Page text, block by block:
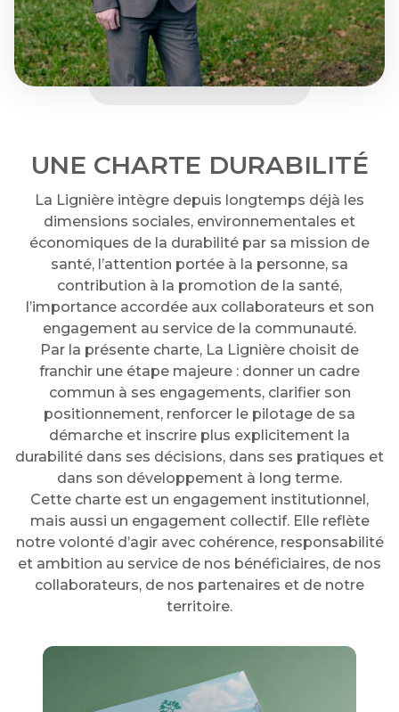
UNE CHARTE DURABILITÉ
La Lignière intègre depuis longtemps déjà les
dimensions sociales, environnementales et
économiques de la durabilité par sa mission de
santé, l’attention portée à la personne, sa
contribution à la promotion de la santé,
l’importance accordée aux collaborateurs et son
engagement au service de la communauté.
Par la présente charte, La Lignière choisit de
franchir une étape majeure : donner un cadre
commun à ses engagements, clarifier son
positionnement, renforcer le pilotage de sa
démarche et inscrire plus explicitement la
durabilité dans ses décisions, dans ses pratiques et
dans son développement à long terme.
Cette charte est un engagement institutionnel,
mais aussi un engagement collectif. Elle reflète
notre volonté d’agir avec cohérence, responsabilité
et ambition au service de nos bénéficiaires, de nos
collaborateurs, de nos partenaires et de notre
territoire.